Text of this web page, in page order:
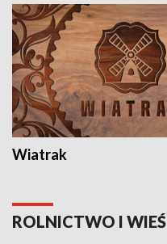
Wiatrak
ROLNICTWO I WIEŚ